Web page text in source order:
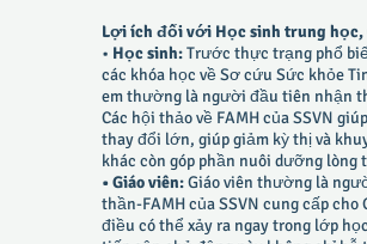
Lợi ích đối với Học sinh trung học,
• Học sinh:Trước thực trạng phổ
các khóa học về Sơ cứu Sức khỏe
em thường là người đầu tiên nhận
Các hội thảo về FAMH của SSVN
thay đổi lớn, giúp giảm kỳ thị và
khác còn góp phần nuôi dưỡng
• Giáo viên:Giáo viên thường là
thần-FAMH của SSVN cung cấp
điều có thể xảy ra ngay trong lớp